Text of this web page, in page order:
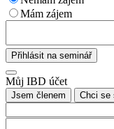
Mám zájem
Přihlásit na seminář
Můj IBD účet
Jsem členem Chci se